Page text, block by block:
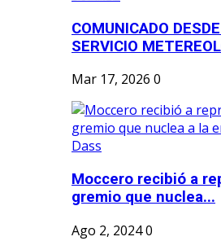
COMUNICADO
SERVICIO
Mar 17, 2026 0
Moccero recibió a
gremio que nuclea...
Ago 2, 20240